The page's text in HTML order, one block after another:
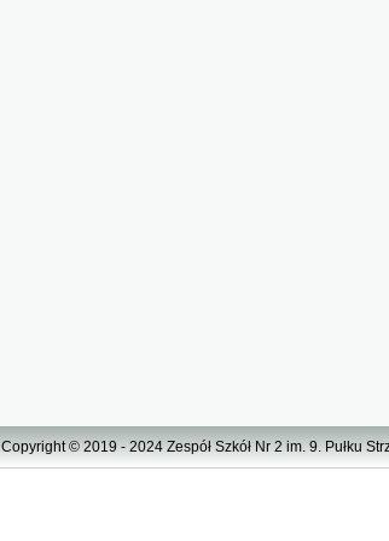
Copyright © 2019 - 2024 Zespół Szkół Nr 2 im. 9. Pułku